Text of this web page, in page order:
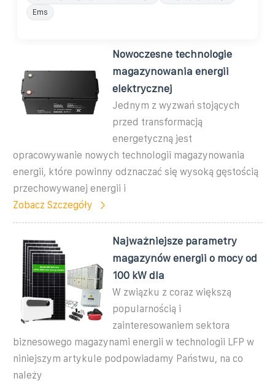
Ems
Nowoczesne technologie
magazynowania energii
elektrycznej
Jednym z wyzwań stojących
przed transformacją
energetyczną jest
opracowywanie nowych technologii magazynowania
energii, które powinny odznaczać się wysoką gęstością
przechowywanej energii i
Zobacz Szczegóły
Najważniejsze parametry
magazynów energii o mocy od
100 kW dla
W związku z coraz większą
popularnością i
zainteresowaniem sektora
biznesowego magazynami energii w technologii LFP w
niniejszym artykule podpowiadamy Państwu, na co
należy